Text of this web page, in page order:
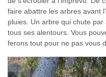
faire abattre les arbres avant
pluies. Un arbre qui chute
tous ses alentours. Vous
ferons tout pour ne pas vous